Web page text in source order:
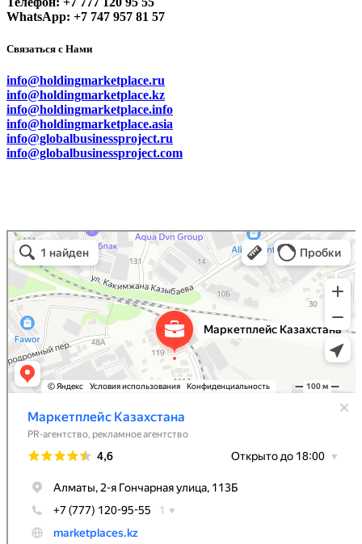
WhatsApp: +7 747 957 81 57
Связаться с Нами
info@holdingmarketplace.ru
info@holdingmarketplace.kz
info@holdingmarketplace.info
info@holdingmarketplace.asia
info@globalbusinessproject.ru
info@globalbusinessproject.com
Маркетплейс Казахстана
Рекламное агентство в Алматы
Информационное агентство в Алматы